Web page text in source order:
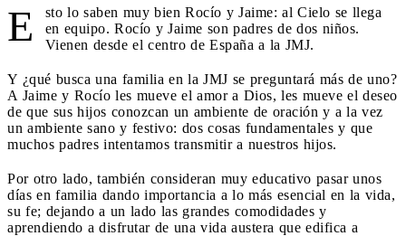
E
sto lo saben muy bien Rocío y Jaime: al Cielo se llega
en equipo. Rocío y Jaime son padres de dos niños.
Vienen desde el centro de España a la JMJ.
Y ¿qué busca una familia en la JMJ se preguntará más de uno?
A Jaime y Rocío les mueve el amor a Dios, les mueve el deseo
de que sus hijos conozcan un ambiente de oración y a la vez
un ambiente sano y festivo: dos cosas fundamentales y que
muchos padres intentamos transmitir a nuestros hijos.
Por otro lado, también consideran muy educativo pasar unos
días en familia dando importancia a lo más esencial en la vida,
su fe; dejando a un lado las grandes comodidades y
aprendiendo a disfrutar de una vida austera que edifica a